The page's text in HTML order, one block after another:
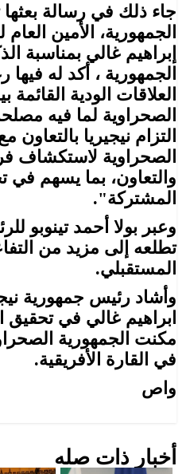
جاء ذلك في رسالة بعثها
الجمهورية، الأمين
الجمهورية ، أكد له
العلاقات الودية القائمة
الصحراوية لما فيه
التزام نيجيريا
الصحراوية لاستكشاف
والتعاون، بما يسهم في
المشتركة".
وعبر بولا أحمد تينوبو
تطلعه إلى مزيد من
المستقبلي.
وأشاد رئيس جمهورية
ابراهيم غالي في تحقيق
مكنت الجمهورية
في القارة الأفريقية.
واص
أخبار ذات صله